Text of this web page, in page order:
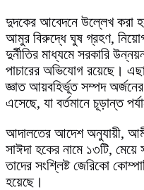
দুদকের আবেদনে উল্লেখ করা
আমুর বিরুদ্ধে ঘুষ গ্রহণ,
দুর্নীতির মাধ্যমে সরকারি
পাচারের অভিযোগ রয়েছে।
জ্ঞাত আয়বহির্ভূত সম্পদ
এসেছে, যা বর্তমানে চূড়ান্ত
আদালতের আদেশ অনুযায়ী,
সাঈদা হকের নামে ১৩টি,
তাদের সংশ্লিষ্ট জেরিকো
হয়েছে।